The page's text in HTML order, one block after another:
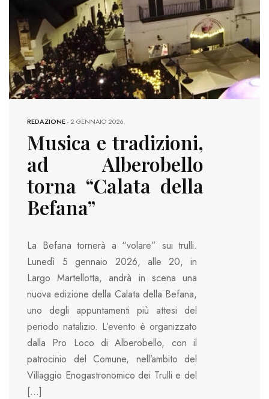
REDAZIONE-2 GENNAIO 2026
Musica e tradizioni,
ad Alberobello
torna “Calata della
Befana”
La Befana tornerà a “volare” sui trulli.
Lunedì 5 gennaio 2026, alle 20, in
Largo Martellotta, andrà in scena una
nuova edizione della Calata della Befana,
uno degli appuntamenti più attesi del
periodo natalizio. L’evento è organizzato
dalla Pro Loco di Alberobello, con il
patrocinio del Comune, nell’ambito del
Villaggio Enogastronomico dei Trulli e del
[…]